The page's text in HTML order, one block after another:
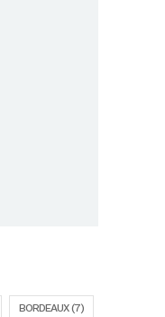
BORDEAUX(7)